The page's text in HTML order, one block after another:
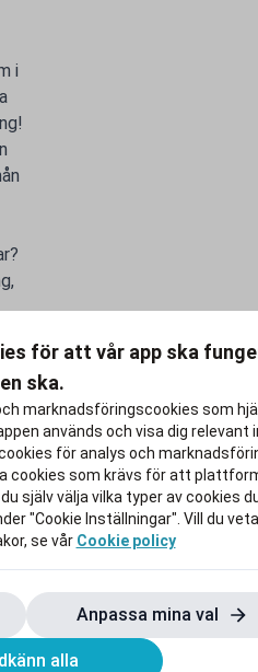
i
en
i
är
för att vår app ska
ska.
marknadsföringscookies som
används och visa dig relevant
för analys och
cookies som krävs för att
själv välja vilka typer av cookies
"Cookie Inställningar". Vill du
se vår Cookie policy
Anpassa mina val
alla